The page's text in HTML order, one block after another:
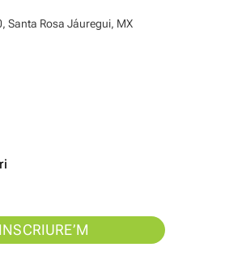
Santa Rosa Jáuregui, MX
INSCRIURE’M